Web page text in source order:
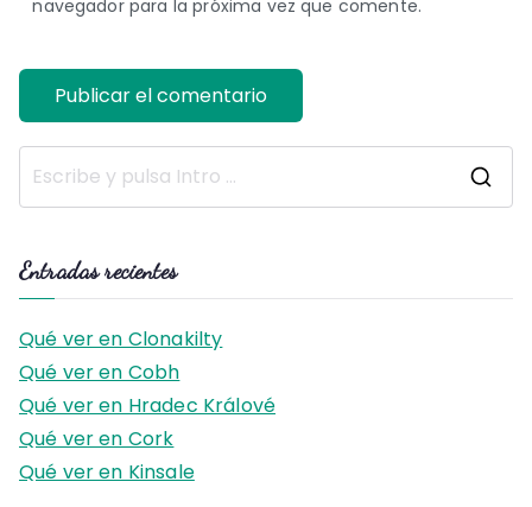
navegador para la próxima vez que comente.
Entradas recientes
Qué ver en Clonakilty
Qué ver en Cobh
Qué ver en Hradec Králové
Qué ver en Cork
Qué ver en Kinsale